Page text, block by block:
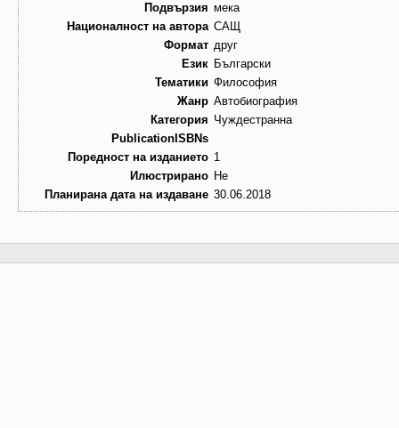
Подвързия мека
Националност на автора САЩ
Формат друг
Език Български
Тематики Философия
Жанр Автобиография
Категория Чуждестранна
PublicationISBNs
Поредност на изданието 1
Илюстрирано Не
Планирана дата на издаване 30.06.2018